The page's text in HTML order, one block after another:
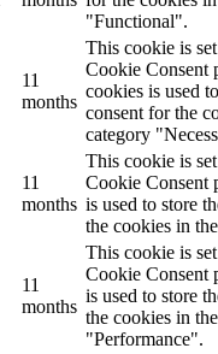
"Functional".
11
months
This cookie is
Cookie Consent
cookies is used
consent for the
category
11
months
This cookie is
Cookie Consent
is used to store
the cookies in
11
months
This cookie is
Cookie Consent
is used to store
the cookies in
"Performance".